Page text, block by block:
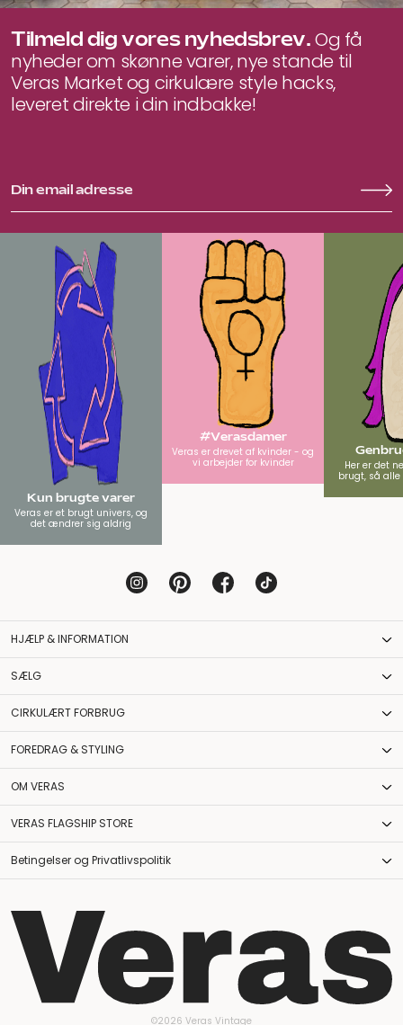
Tilmeld dig vores nyhedsbrev.Og få
nyheder om skønne varer, nye stande til
Veras Market og cirkulære style hacks,
leveret direkte i din indbakke!
Kun brugte varer
Veras er et brugt univers, og
det ændrer sig aldrig
#Verasdamer
Veras er drevet af kvinder - og
vi arbejder for kvinder
Her er det
brugt, så
HJÆLP & INFORMATION
SÆLG
CIRKULÆRT FORBRUG
FOREDRAG & STYLING
OM VERAS
VERAS FLAGSHIP STORE
Betingelser og Privatlivspolitik
©2026 Veras Vintage